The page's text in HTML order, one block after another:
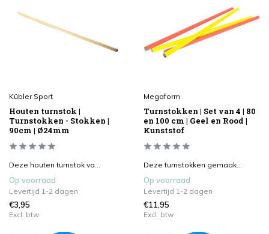
Kübler Sport
Houten turnstok |
Turnstokken - Stokken |
90cm | Ø24mm
Deze houten turnstok va...
Op voorraad
Levertijd 1-2 dagen
€3,95
Excl. btw
Megaform
Turnstokken | Set van 4 | 80
en 100 cm | Geel en Rood |
Kunststof
Deze turnstokken gemaak...
Op voorraad
Levertijd 1-2 dagen
€11,95
Excl. btw